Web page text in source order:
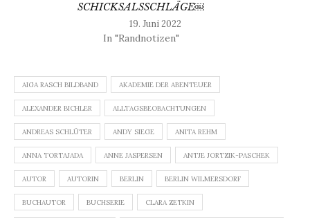
SCHICKSALSSCHLÄGE￼
19. Juni 2022
In "Randnotizen"
AIGA RASCH BILDBAND AKADEMIE DER ABENTEUER
ALEXANDER BICHLER ALLTAGSBEOBACHTUNGEN
ANDREAS SCHLÜTER ANDY SIEGE ANITA REHM
ANNA TORTAJADA ANNE JASPERSEN ANTJE JORTZIK-PASCHEK
AUTOR AUTORIN BERLIN BERLIN WILMERSDORF
BUCHAUTOR BUCHSERIE CLARA ZETKIN